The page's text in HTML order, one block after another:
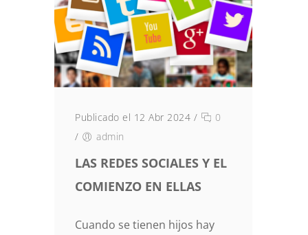
Publicado el 12 Abr 2024 /
0
/
admin
LAS REDES SOCIALES Y EL
COMIENZO EN ELLAS
Cuando se tienen hijos hay